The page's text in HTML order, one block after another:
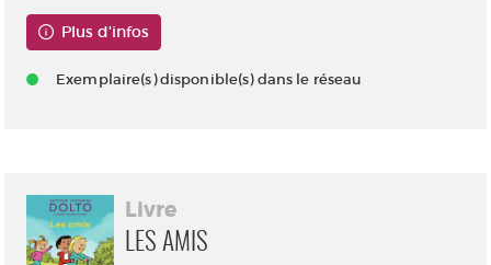
Plus d'infos
Exemplaire(s) disponible(s) dans le réseau
Livre
LES AMIS